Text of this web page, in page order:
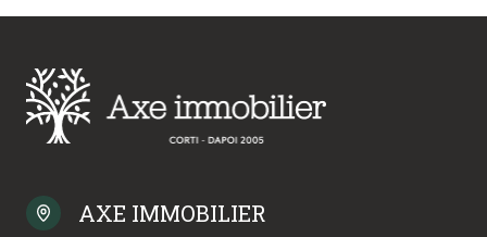
AXE IMMOBILIER